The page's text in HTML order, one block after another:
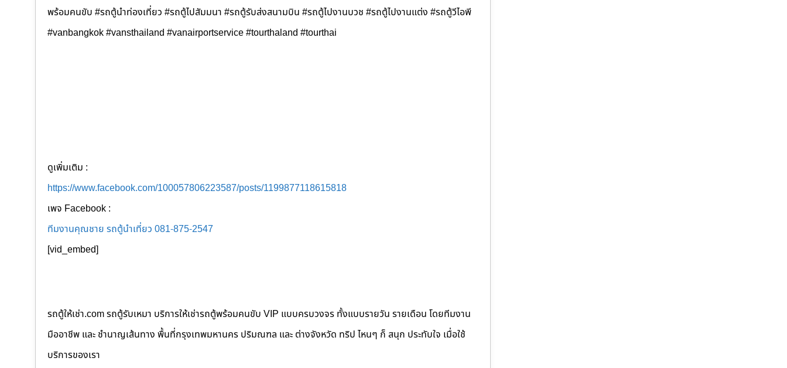
พร้อมคนขับ #รถตู้นำท่องเที่ยว #รถตู้ไปสัมมนา #รถตู้รับส่งสนามบิน #รถตู้ไปงานบวช #รถตู้ไปงานแต่ง #รถตู้วีไอพี
#vanbangkok #vansthailand #vanairportservice #tourthaland #tourthai
ดูเพิ่มเติม :
https://www.facebook.com/100057806223587/posts/1199877118615818
เพจ Facebook :
ทีมงานคุณชาย รถตู้นำเที่ยว 081-875-2547
[vid_embed]
รถตู้ให้เช่า.com รถตู้รับเหมา บริการให้เช่ารถตู้พร้อมคนขับ VIP แบบครบวงจร ทั้งแบบรายวัน รายเดือน โดยทีมงาน
มืออาชีพ และ ชำนาญเส้นทาง พื้นที่กรุงเทพมหานคร ปริมณฑล และ ต่างจังหวัด ทริป ไหนๆ ก็ สนุก ประทับใจ เมื่อใช้
บริการของเรา